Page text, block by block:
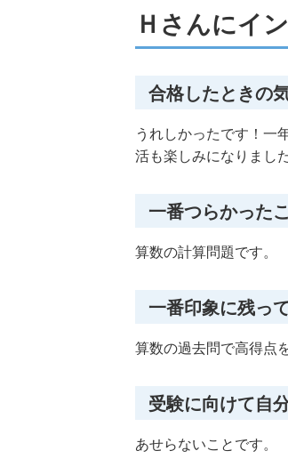
Ｈさんにイ
合格したときの
うれしかったです！一
活も楽しみになりまし
一番つらかった
算数の計算問題です。
一番印象に残っ
算数の過去問で高得点
受験に向けて自
あせらないことです。